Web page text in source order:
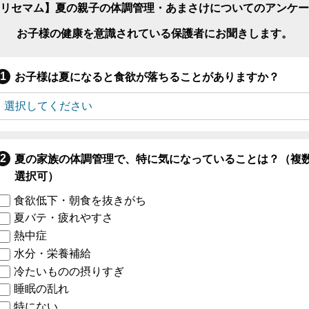
セマム】夏の親子の体調管理・あまさけについてのアンケ
お子様の健康を意識されている保護者にお聞きします。
お子様は夏になると食欲が落ちることがありますか？
夏の家族の体調管理で、特に気になっていることは？（複
選択可）
食欲低下・朝食を抜きがち
夏バテ・疲れやすさ
熱中症
水分・栄養補給
冷たいものの摂りすぎ
睡眠の乱れ